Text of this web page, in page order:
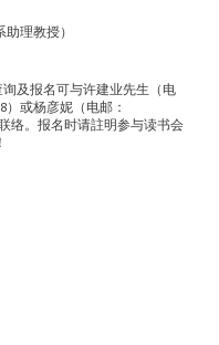
理教授）
询及报名可与许建业先生（电
）或杨彦妮（电邮：
络。报名时请註明参与读书会